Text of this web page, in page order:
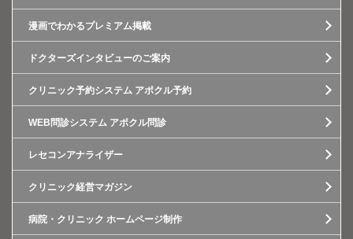
漫画でわかるプレミアム掲載
ドクターズインタビューのご案内
クリニック予約システム アポクル予約
WEB問診システム アポクル問診
レセコンアナライザー
クリニック経営マガジン
病院・クリニック ホームページ制作